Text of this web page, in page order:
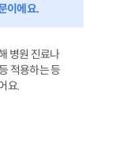
이에요.
병원 진료나
적용하는 등
요.